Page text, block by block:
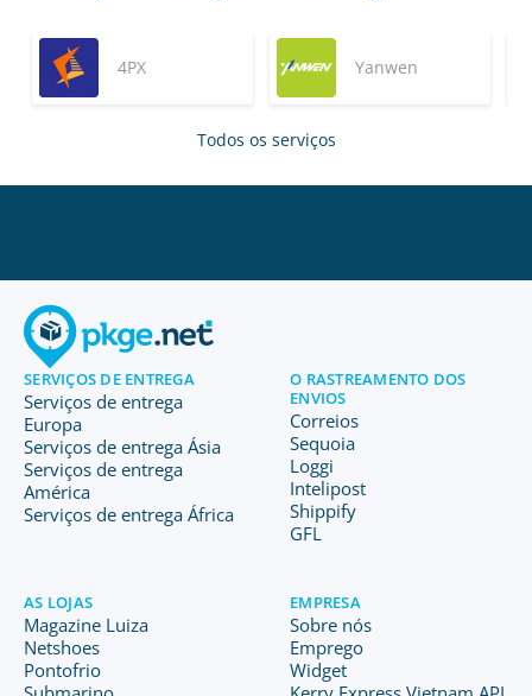
4PX Yanwen
Todos os serviços
SERVIÇOS DE ENTREGA
Serviços de entrega
Europa
Serviços de entrega Ásia
Serviços de entrega
América
Serviços de entrega África
O RASTREAMENTO DOS
ENVIOS
Correios
Sequoia
Loggi
Intelipost
Shippify
GFL
AS LOJAS
Magazine Luiza
Netshoes
Pontofrio
EMPRESA
Sobre nós
Emprego
Widget